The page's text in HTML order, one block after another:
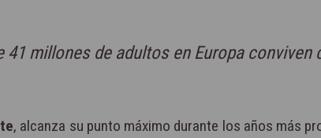
41 millones de adultos en Europa conviven
, alcanza su punto máximo durante los años más